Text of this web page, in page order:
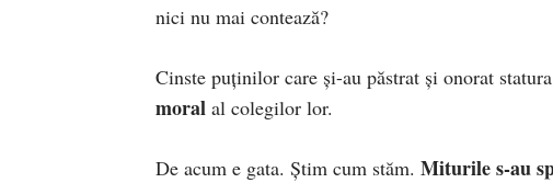
nici nu mai contează?
Cinste puținilor care și-au păstrat și onorat
moral al colegilor lor.
De acum e gata. Știm cum stăm. Miturile s-au